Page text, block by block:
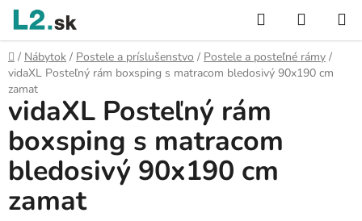
Prejsť
obsah
Hľadať
KOŠÍK
Domov
/ Nábytok / Postele a príslušenstvo / Postele a posteľné rámy /
vidaXL Posteľný rám boxsping s matracom bledosivý 90x190 cm
zamat
vidaXL Posteľný rám
boxsping s matracom
bledosivý 90x190 cm
zamat